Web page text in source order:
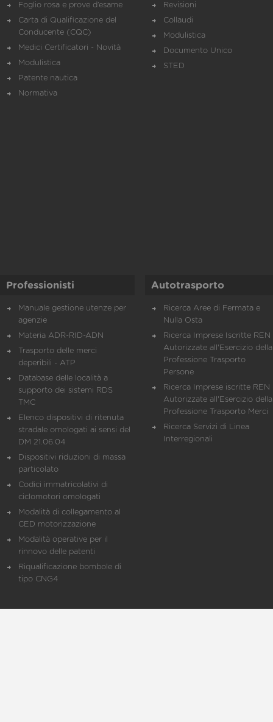
Foglio rosa e prove d’esame
Carta di Qualificazione del
Conducente (CQC)
Medici Certificatori - Novità
Modulistica
Patente nautica
Normativa
Revisioni
Collaudi
Modulistica
Documento Unico
STED
Professionisti
Manuale gestione utenze per
agenzie
Materia ADR-RID-ADN
Trasporto delle merci
deperibili - ATP
Database delle località a
supporto dei sistemi RDS
TMC
Elenco dispositivi di ritenuta
stradale omologati ai sensi del
DM 21.06.04
Dispositivi riduzioni di massa
particolato
Codici immatricolativi di
ciclomotori omologati
Modalità di collegamento al
CED motorizzazione
Modalità operative per il
rinnovo delle patenti
Riqualificazione bombole di
tipo CNG4
Autotrasporto
Ricerca Aree di Fermata e
Nulla Osta
Ricerca Imprese Iscritte REN
Autorizzate all'Esercizio della
Professione Trasporto
Persone
Ricerca Imprese iscritte REN
Autorizzate all'Esercizio della
Professione Trasporto Merci
Ricerca Servizi di Linea
Interregionali